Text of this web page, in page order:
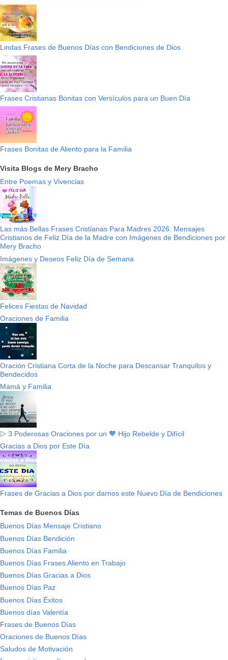
Lindas Frases de Buenos Días con Bendiciones de Dios
Frases Cristianas Bonitas con Versículos para un Buen Día
Frases Bonitas de Aliento para la Familia
Visita Blogs de Mery Bracho
Entre Poemas y Vivencias
Las más Bellas Frases Cristianas Para Madres 2026. Mensajes
Cristianos de Feliz Día de la Madre con Imágenes de Bendiciones por
Mery Bracho
Imágenes y Deseos Feliz Día de Semana
Felices Fiestas de Navidad
Oraciones de Familia
Oración Cristiana Corta de la Noche para Descansar Tranquilos y
Bendecidos
Mamá y Familia
▷ 3 Poderosas Oraciones por un 🧡 Hijo Rebelde y Difícil
Gracias a Dios por Este Día
Frases de Gracias a Dios por darnos este Nuevo Día de Bendiciones
Temas de Buenos Días
Buenos Días Mensaje Cristiano
Buenos Días Bendición
Buenos Días Familia
Buenos Días Frases Aliento en Trabajo
Buenos Días Gracias a Dios
Buenos Días Paz
Buenos Días Éxitos
Buenos días Valentía
Frases de Buenos Días
Oraciones de Buenos Días
Saludos de Motivación